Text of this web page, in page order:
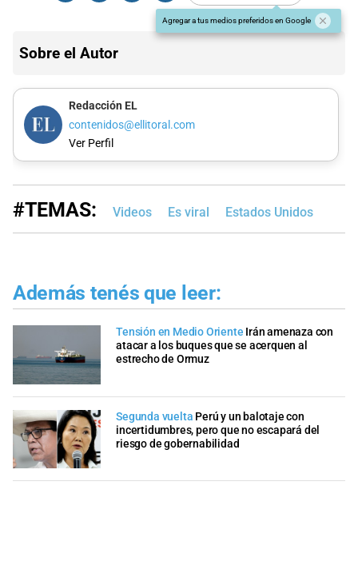
Agregar a tus medios preferidos en Google
Sobre el Autor
Redacción EL
contenidos@ellitoral.com
Ver Perfil
#TEMAS: Videos Es viral Estados Unidos
Además tenés que leer:
Tensión en Medio Oriente Irán amenaza con
atacar a los buques que se acerquen al
estrecho de Ormuz
Segunda vuelta Perú y un balotaje con
incertidumbres, pero que no escapará del
riesgo de gobernabilidad